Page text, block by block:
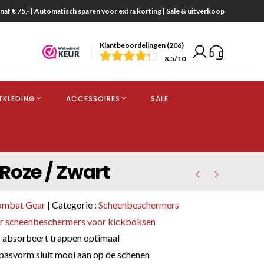
€ 75,- | Automatisch sparen voor extra korting | Sale & uitverkoop
Klantbeoordelingen (206)
8.5/10
ACCESSOIRES SALE
/ Zwart
Gear | Categorie :Scheenbeschermers
scheenbeschermers voor kickboksen
absorbeert trappen optimaal
sluit mooi aan op de schenen